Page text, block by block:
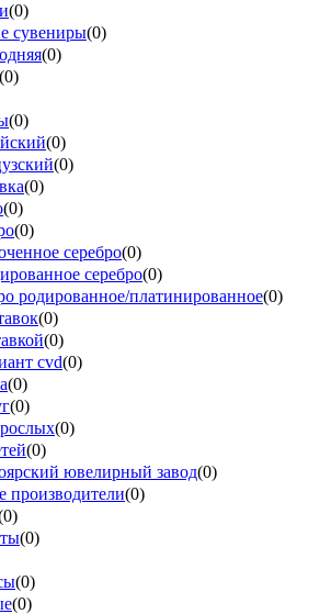
(0)
сувениры(0)
(0)
(0)
(0)
(0)
(0)
(0)
(0)
(0)
серебро(0)
серебро(0)
родированное/платинированное(0)
(0)
(0)
cvd(0)
(0)
(0)
(0)
(0)
ювелирный завод(0)
производители(0)
0)
(0)
(0)
(0)